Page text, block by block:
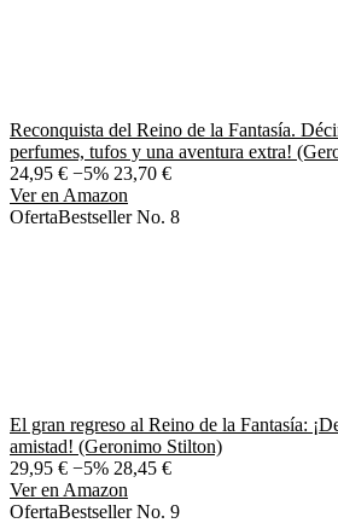
Reconquista del Reino de la Fantasía.
perfumes, tufos y una aventura extra!
24,95 € −5% 23,70 €
Ver en Amazon
OfertaBestseller No. 8
El gran regreso al Reino de la Fantasía:
amistad! (Geronimo Stilton)
29,95 € −5% 28,45 €
Ver en Amazon
OfertaBestseller No. 9